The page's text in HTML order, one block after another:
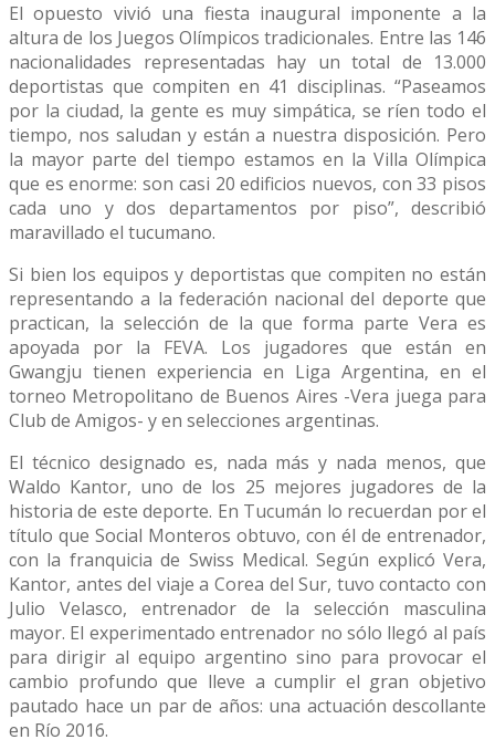
El opuesto vivió una fiesta inaugural imponente a la
altura de los Juegos Olímpicos tradicionales. Entre las 146
nacionalidades representadas hay un total de 13.000
deportistas que compiten en 41 disciplinas. “Paseamos
por la ciudad, la gente es muy simpática, se ríen todo el
tiempo, nos saludan y están a nuestra disposición. Pero
la mayor parte del tiempo estamos en la Villa Olímpica
que es enorme: son casi 20 edificios nuevos, con 33 pisos
cada uno y dos departamentos por piso”, describió
maravillado el tucumano.
Si bien los equipos y deportistas que compiten no están
representando a la federación nacional del deporte que
practican, la selección de la que forma parte Vera es
apoyada por la FEVA. Los jugadores que están en
Gwangju tienen experiencia en Liga Argentina, en el
torneo Metropolitano de Buenos Aires -Vera juega para
Club de Amigos- y en selecciones argentinas.
El técnico designado es, nada más y nada menos, que
Waldo Kantor, uno de los 25 mejores jugadores de la
historia de este deporte. En Tucumán lo recuerdan por el
título que Social Monteros obtuvo, con él de entrenador,
con la franquicia de Swiss Medical. Según explicó Vera,
Kantor, antes del viaje a Corea del Sur, tuvo contacto con
Julio Velasco, entrenador de la selección masculina
mayor. El experimentado entrenador no sólo llegó al país
para dirigir al equipo argentino sino para provocar el
cambio profundo que lleve a cumplir el gran objetivo
pautado hace un par de años: una actuación descollante
en Río 2016.